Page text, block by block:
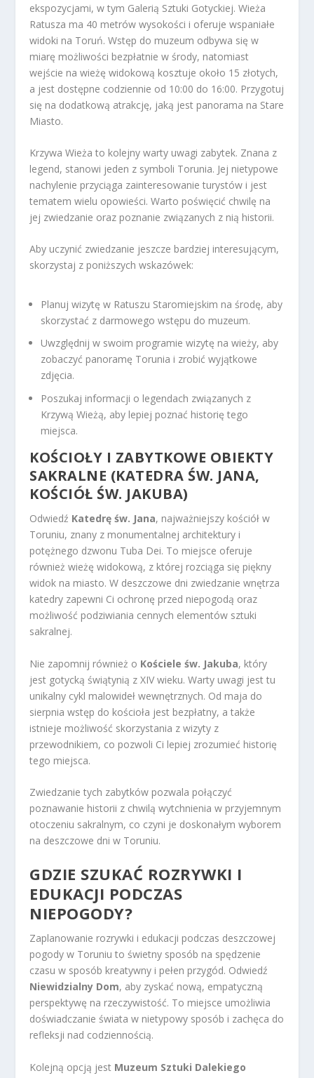
ekspozycjami, w tym Galerią Sztuki Gotyckiej. Wieża
Ratusza ma 40 metrów wysokości i oferuje wspaniałe
widoki na Toruń. Wstęp do muzeum odbywa się w
miarę możliwości bezpłatnie w środy, natomiast
wejście na wieżę widokową kosztuje około 15 złotych,
a jest dostępne codziennie od 10:00 do 16:00. Przygotuj
się na dodatkową atrakcję, jaką jest panorama na Stare
Miasto.
Krzywa Wieża to kolejny warty uwagi zabytek. Znana z
legend, stanowi jeden z symboli Torunia. Jej nietypowe
nachylenie przyciąga zainteresowanie turystów i jest
tematem wielu opowieści. Warto poświęcić chwilę na
jej zwiedzanie oraz poznanie związanych z nią historii.
Aby uczynić zwiedzanie jeszcze bardziej interesującym,
skorzystaj z poniższych wskazówek:
Planuj wizytę w Ratuszu Staromiejskim na środę, aby
skorzystać z darmowego wstępu do muzeum.
Uwzględnij w swoim programie wizytę na wieży, aby
zobaczyć panoramę Torunia i zrobić wyjątkowe
zdjęcia.
Poszukaj informacji o legendach związanych z
Krzywą Wieżą, aby lepiej poznać historię tego
miejsca.
KOŚCIOŁY I ZABYTKOWE OBIEKTY
SAKRALNE (KATEDRA ŚW. JANA,
KOŚCIÓŁ ŚW. JAKUBA)
Odwiedź Katedrę św. Jana, najważniejszy kościół w
Toruniu, znany z monumentalnej architektury i
potężnego dzwonu Tuba Dei. To miejsce oferuje
również wieżę widokową, z której rozciąga się piękny
widok na miasto. W deszczowe dni zwiedzanie wnętrza
katedry zapewni Ci ochronę przed niepogodą oraz
możliwość podziwiania cennych elementów sztuki
sakralnej.
Nie zapomnij również o Kościele św. Jakuba, który
jest gotycką świątynią z XIV wieku. Warty uwagi jest tu
unikalny cykl malowideł wewnętrznych. Od maja do
sierpnia wstęp do kościoła jest bezpłatny, a także
istnieje możliwość skorzystania z wizyty z
przewodnikiem, co pozwoli Ci lepiej zrozumieć historię
tego miejsca.
Zwiedzanie tych zabytków pozwala połączyć
poznawanie historii z chwilą wytchnienia w przyjemnym
otoczeniu sakralnym, co czyni je doskonałym wyborem
na deszczowe dni w Toruniu.
GDZIE SZUKAĆ ROZRYWKI I
EDUKACJI PODCZAS
NIEPOGODY?
Zaplanowanie rozrywki i edukacji podczas deszczowej
pogody w Toruniu to świetny sposób na spędzenie
czasu w sposób kreatywny i pełen przygód. Odwiedź
Niewidzialny Dom, aby zyskać nową, empatyczną
perspektywę na rzeczywistość. To miejsce umożliwia
doświadczanie świata w nietypowy sposób i zachęca do
refleksji nad codziennością.
Kolejną opcją jest Muzeum Sztuki Dalekiego